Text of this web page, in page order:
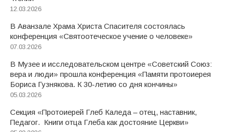
12.03.2026
В Аванзале Храма Христа Спасителя состоялась
конференция «Святоотеческое учение о человеке»
07.03.2026
В Музее и исследовательском центре «Советский Союз:
вера и люди» прошла конференция «Памяти протоиерея
Бориса Гузнякова. К 30-летию со дня кончины»
05.03.2026
Секция «Протоиерей Глеб Каледа – отец, наставник,
Педагог. Книги отца Глеба как достояние Церкви»